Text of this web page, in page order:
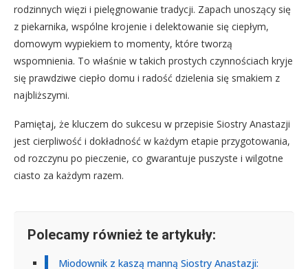
rodzinnych więzi i pielęgnowanie tradycji. Zapach unoszący się
z piekarnika, wspólne krojenie i delektowanie się ciepłym,
domowym wypiekiem to momenty, które tworzą
wspomnienia. To właśnie w takich prostych czynnościach kryje
się prawdziwe ciepło domu i radość dzielenia się smakiem z
najbliższymi.
Pamiętaj, że kluczem do sukcesu w przepisie Siostry Anastazji
jest cierpliwość i dokładność w każdym etapie przygotowania,
od rozczynu po pieczenie, co gwarantuje puszyste i wilgotne
ciasto za każdym razem.
Polecamy również te artykuły:
Miodownik z kaszą manną Siostry Anastazji: